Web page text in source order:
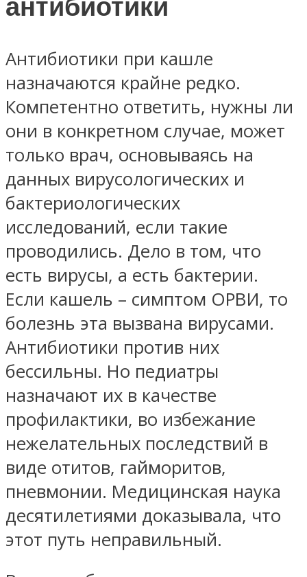
антибиотики
Антибиотики при кашле
назначаются крайне редко.
Компетентно ответить, нужны ли
они в конкретном случае, может
только врач, основываясь на
данных вирусологических и
бактериологических
исследований, если такие
проводились. Дело в том, что
есть вирусы, а есть бактерии.
Если кашель – симптом ОРВИ, то
болезнь эта вызвана вирусами.
Антибиотики против них
бессильны. Но педиатры
назначают их в качестве
профилактики, во избежание
нежелательных последствий в
виде отитов, гайморитов,
пневмонии. Медицинская наука
десятилетиями доказывала, что
этот путь неправильный.